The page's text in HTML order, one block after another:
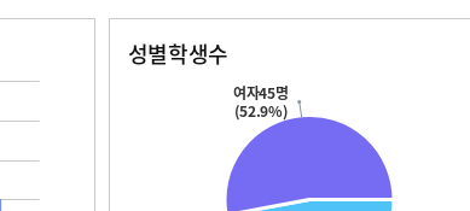
성별학생수
여자45명
(52.9%)